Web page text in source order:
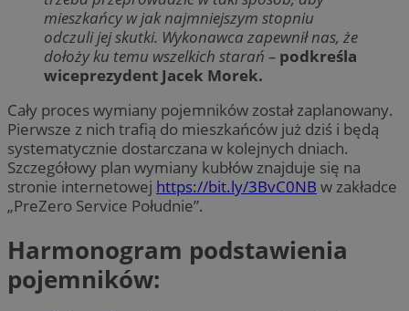
mieszkańcy w jak najmniejszym stopniu
odczuli jej skutki. Wykonawca zapewnił nas, że
dołoży ku temu wszelkich starań – podkreśla
wiceprezydent Jacek Morek.
Cały proces wymiany pojemników został zaplanowany.
Pierwsze z nich trafią do mieszkańców już dziś i będą
systematycznie dostarczana w kolejnych dniach.
Szczegółowy plan wymiany kubłów znajduje się na
stronie internetowej https://bit.ly/3BvC0NB w zakładce
„PreZero Service Południe”.
Harmonogram podstawienia
pojemników: